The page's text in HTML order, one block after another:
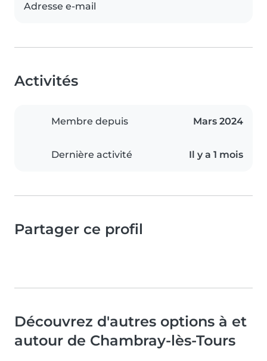
Adresse e-mail
Activités
Membre depuis Mars 2024
Dernière activité Il y a 1 mois
Partager ce profil
Découvrez d'autres options à et
autour de Chambray-lès-Tours